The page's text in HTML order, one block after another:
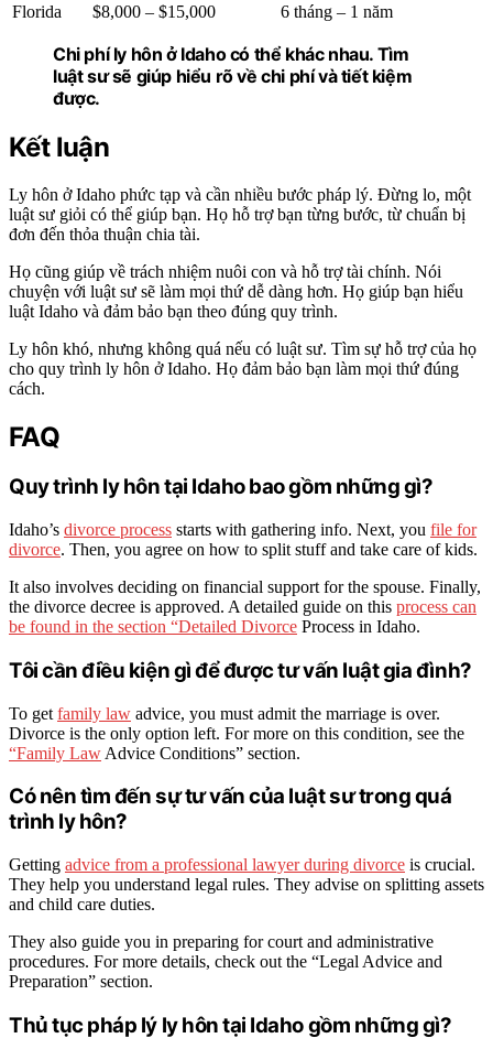
Florida
$8,000 – $15,000 6 tháng – 1 năm
Chi phí ly hôn ở Idaho có thể khác nhau. Tìm
luật sư sẽ giúp hiểu rõ về chi phí và tiết kiệm
được.
Kết luận
Ly hôn ở Idaho phức tạp và cần nhiều bước pháp lý. Đừng lo, một
luật sư giỏi có thể giúp bạn. Họ hỗ trợ bạn từng bước, từ chuẩn bị
đơn đến thỏa thuận chia tài.
Họ cũng giúp về trách nhiệm nuôi con và hỗ trợ tài chính. Nói
chuyện với luật sư sẽ làm mọi thứ dễ dàng hơn. Họ giúp bạn hiểu
luật Idaho và đảm bảo bạn theo đúng quy trình.
Ly hôn khó, nhưng không quá nếu có luật sư. Tìm sự hỗ trợ của họ
cho quy trình ly hôn ở Idaho. Họ đảm bảo bạn làm mọi thứ đúng
cách.
FAQ
Quy trình ly hôn tại Idaho bao gồm những gì?
Idaho’s divorce process starts with gathering info. Next, you file for
divorce. Then, you agree on how to split stuff and take care of kids.
It also involves deciding on financial support for the spouse. Finally,
the divorce decree is approved. A detailed guide on this process can
be found in the section “Detailed Divorce Process in Idaho.
Tôi cần điều kiện gì để được tư vấn luật gia đình?
To get family law advice, you must admit the marriage is over.
Divorce is the only option left. For more on this condition, see the
“Family Law Advice Conditions” section.
Có nên tìm đến sự tư vấn của luật sư trong quá
trình ly hôn?
Getting advice from a professional lawyer during divorce is crucial.
They help you understand legal rules. They advise on splitting assets
and child care duties.
They also guide you in preparing for court and administrative
procedures. For more details, check out the “Legal Advice and
Preparation” section.
Thủ tục pháp lý ly hôn tại Idaho gồm những gì?